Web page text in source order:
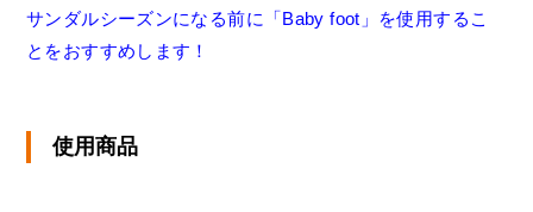
サンダルシーズンになる前に「Baby foot」を使用するこ
とをおすすめします！
使用商品